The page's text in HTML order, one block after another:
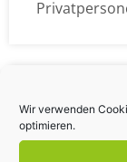
Wir verwenden
optimieren.
Wie kann
übermitteln?